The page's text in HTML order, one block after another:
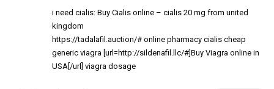
i need cialis: Buy Cialis online – cialis 20 mg from united
kingdom
https://tadalafil.auction/# online pharmacy cialis cheap
generic viagra [url=http://sildenafil.llc/#]Buy Viagra online in
USA[/url] viagra dosage